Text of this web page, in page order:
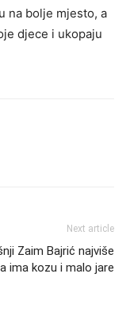
na bolje mjesto, a
djece i ukopaju
Next article
Zaim Bajrić najviše
ima kozu i malo jare